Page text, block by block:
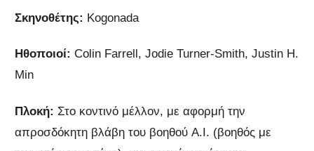
Σκηνοθέτης: Kogonada
Ηθοποιοί: Colin Farrell, Jodie Turner-Smith, Justin H.
Min
Πλοκή: Στο κοντινό μέλλον, με αφορμή την
απροσδόκητη βλάβη του βοηθού A.I. (βοηθός με